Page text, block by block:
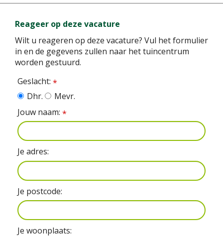
Reageer op deze vacature
Wilt u reageren op deze vacature? Vul het formulier
in en de gegevens zullen naar het tuincentrum
worden gestuurd.
Geslacht: *
Dhr.
Mevr.
Jouw naam: *
Je adres:
Je postcode:
Je woonplaats: